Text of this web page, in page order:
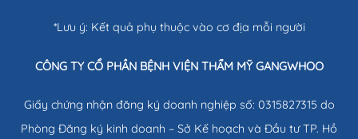
*Lưu ý: Kết quả phụ thuộc vào cơ địa mỗi người
CÔNG TY CỔ PHẦN BỆNH VIỆN THẨM MỸ GANGWHOO
Giấy chứng nhận đăng ký doanh nghiệp số: 0315827315 do
Phòng Đăng ký kinh doanh – Sở Kế hoạch và Đầu tư TP. Hồ